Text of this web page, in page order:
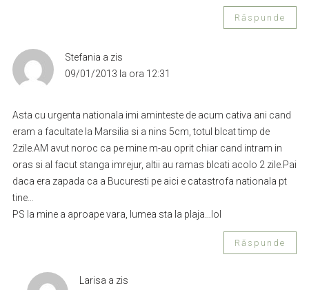
Răspunde
Stefania a zis
09/01/2013 la ora 12:31
Asta cu urgenta nationala imi aminteste de acum cativa ani cand
eram a facultate la Marsilia si a nins 5cm, totul blcat timp de
2zile.AM avut noroc ca pe mine m-au oprit chiar cand intram in
oras si al facut stanga imrejur, altii au ramas blcati acolo 2 zile.Pai
daca era zapada ca a Bucuresti pe aici e catastrofa nationala pt
tine…
PS la mine a aproape vara, lumea sta la plaja…lol
Răspunde
Larisa a zis